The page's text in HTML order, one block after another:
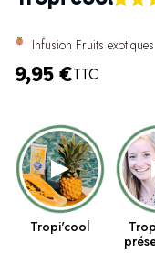
Infusion Fruits exotiques
9,95 €TTC
Tropi'cool